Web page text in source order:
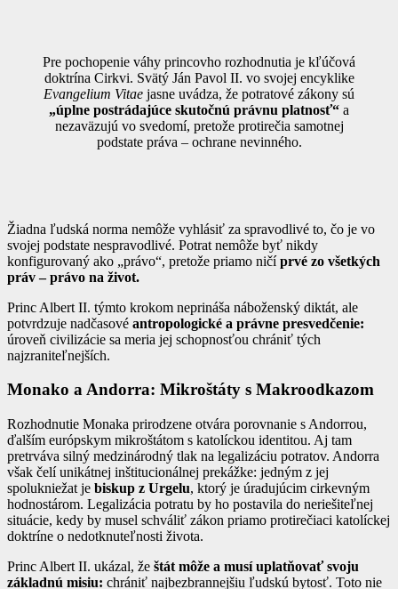
Pre pochopenie váhy princovho rozhodnutia je kľúčová
doktrína Cirkvi. Svätý Ján Pavol II. vo svojej encyklike
Evangelium Vitae jasne uvádza, že potratové zákony sú
„úplne postrádajúce skutočnú právnu platnosť“ a
nezaväzujú vo svedomí, pretože protirečia samotnej
podstate práva – ochrane nevinného.
Žiadna ľudská norma nemôže vyhlásiť za spravodlivé to, čo je vo
svojej podstate nespravodlivé. Potrat nemôže byť nikdy
konfigurovaný ako „právo“, pretože priamo ničíprvé zo všetkých
práv – právo na život.
Princ Albert II. týmto krokom neprináša náboženský diktát, ale
potvrdzuje nadčasové antropologické a právne presvedčenie:
úroveň civilizácie sa meria jej schopnosťou chrániť tých
najzraniteľnejších.
Monako a Andorra: Mikroštáty s Makroodkazom
Rozhodnutie Monaka prirodzene otvára porovnanie s Andorrou,
ďalším európskym mikroštátom s katolíckou identitou. Aj tam
pretrváva silný medzinárodný tlak na legalizáciu potratov. Andorra
však čelí unikátnej inštitucionálnej prekážke: jedným z jej
spolukniežat je biskup z Urgelu, ktorý je úradujúcim cirkevným
hodnostárom. Legalizácia potratu by ho postavila do neriešiteľnej
situácie, kedy by musel schváliť zákon priamo protirečiaci katolíckej
doktríne o nedotknuteľnosti života.
Princ Albert II. ukázal, že štát môže a musí uplatňovať svoju
základnú misiu: chrániť najbezbrannejšiu ľudskú bytosť. Toto nie